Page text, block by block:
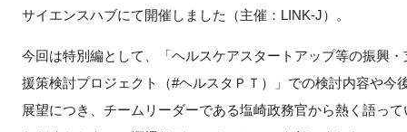
プログラム
インタビュー・コラム
ニュース・掲示板
サイエンスハブにて開催しました（主催：LINK-J）。
今回は特別編として、「ヘルスケアスタートアップ等の振興・
援策検討プロジェクト（#ヘルスタＰＴ）」での検討内容や今
展望につき、チームリーダーである塩崎政務官から熱く語って